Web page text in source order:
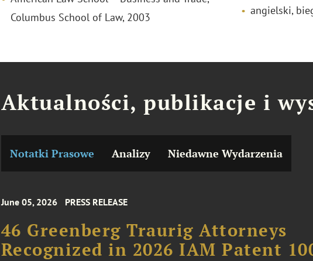
Columbus School of Law, 2003
angielski,
Aktualności, publikacje i
Notatki Prasowe Analizy Niedawne Wydarzenia
June 05, 2026 PRESS RELEASE
46 Greenberg Traurig Attorneys
Recognized in 2026 IAM Patent